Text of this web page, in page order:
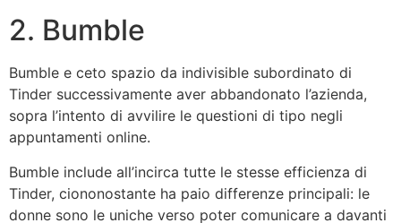
2. Bumble
Bumble e ceto spazio da indivisible subordinato di
Tinder successivamente aver abbandonato l’azienda,
sopra l’intento di avvilire le questioni di tipo negli
appuntamenti online.
Bumble include all’incirca tutte le stesse efficienza di
Tinder, ciononostante ha paio differenze principali: le
donne sono le uniche verso poter comunicare a davanti